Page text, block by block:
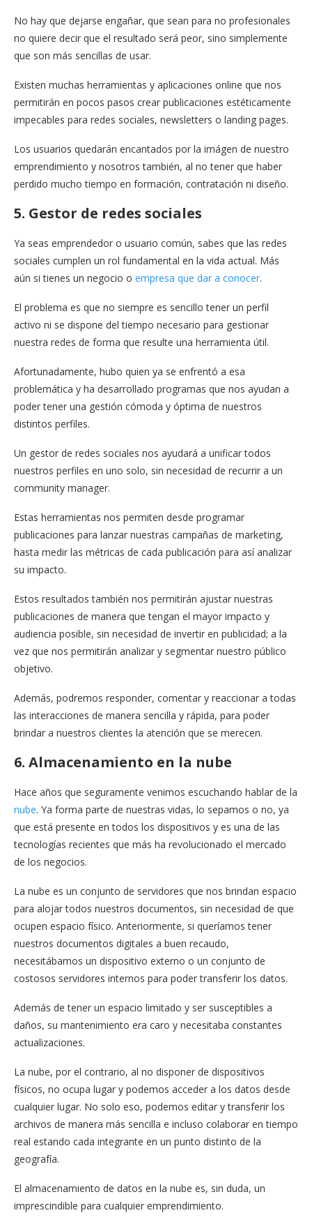
No hay que dejarse engañar, que sean para no profesionales
no quiere decir que el resultado será peor, sino simplemente
que son más sencillas de usar.
Existen muchas herramientas y aplicaciones online que nos
permitirán en pocos pasos crear publicaciones estéticamente
impecables para redes sociales, newsletters o landing pages.
Los usuarios quedarán encantados por la imágen de nuestro
emprendimiento y nosotros también, al no tener que haber
perdido mucho tiempo en formación, contratación ni diseño.
5. Gestor de redes sociales
Ya seas emprendedor o usuario común, sabes que las redes
sociales cumplen un rol fundamental en la vida actual. Más
aún si tienes un negocio o empresa que dar a conocer.
El problema es que no siempre es sencillo tener un perfil
activo ni se dispone del tiempo necesario para gestionar
nuestra redes de forma que resulte una herramienta útil.
Afortunadamente, hubo quien ya se enfrentó a esa
problemática y ha desarrollado programas que nos ayudan a
poder tener una gestión cómoda y óptima de nuestros
distintos perfiles.
Un gestor de redes sociales nos ayudará a unificar todos
nuestros perfiles en uno solo, sin necesidad de recurrir a un
community manager.
Estas herramientas nos permiten desde programar
publicaciones para lanzar nuestras campañas de marketing,
hasta medir las métricas de cada publicación para así analizar
su impacto.
Estos resultados también nos permitirán ajustar nuestras
publicaciones de manera que tengan el mayor impacto y
audiencia posible, sin necesidad de invertir en publicidad; a la
vez que nos permitirán analizar y segmentar nuestro público
objetivo.
Además, podremos responder, comentar y reaccionar a todas
las interacciones de manera sencilla y rápida, para poder
brindar a nuestros clientes la atención que se merecen.
6. Almacenamiento en la nube
Hace años que seguramente venimos escuchando hablar de la
nube. Ya forma parte de nuestras vidas, lo sepamos o no, ya
que está presente en todos los dispositivos y es una de las
tecnologías recientes que más ha revolucionado el mercado
de los negocios.
La nube es un conjunto de servidores que nos brindan espacio
para alojar todos nuestros documentos, sin necesidad de que
ocupen espacio físico. Anteriormente, si queríamos tener
nuestros documentos digitales a buen recaudo,
necesitábamos un dispositivo externo o un conjunto de
costosos servidores internos para poder transferir los datos.
Además de tener un espacio limitado y ser susceptibles a
daños, su mantenimiento era caro y necesitaba constantes
actualizaciones.
La nube, por el contrario, al no disponer de dispositivos
físicos, no ocupa lugar y podemos acceder a los datos desde
cualquier lugar. No solo eso, podemos editar y transferir los
archivos de manera más sencilla e incluso colaborar en tiempo
real estando cada integrante en un punto distinto de la
geografía.
El almacenamiento de datos en la nube es, sin duda, un
imprescindible para cualquier emprendimiento.